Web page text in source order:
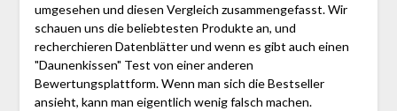
umgesehen und diesen Vergleich zusammengefasst. Wir
schauen uns die beliebtesten Produkte an, und
recherchieren Datenblätter und wenn es gibt auch einen
"Daunenkissen" Test von einer anderen
Bewertungsplattform. Wenn man sich die Bestseller
ansieht, kann man eigentlich wenig falsch machen.